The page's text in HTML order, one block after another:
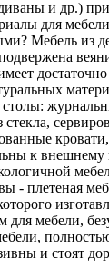
и др.)
для
Мебель из
к внешнему
- плетеная
для мебели,
и стоят